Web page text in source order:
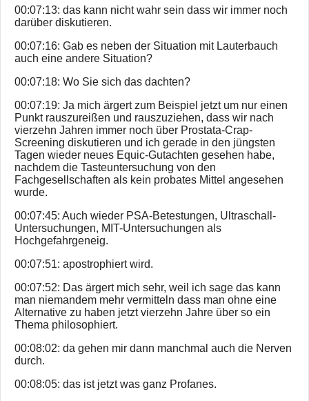
00:07:13: das kann nicht wahr sein dass wir immer noch
darüber diskutieren.
00:07:16: Gab es neben der Situation mit Lauterbauch
auch eine andere Situation?
00:07:18: Wo Sie sich das dachten?
00:07:19: Ja mich ärgert zum Beispiel jetzt um nur einen
Punkt rauszureißen und rauszuziehen, dass wir nach
vierzehn Jahren immer noch über Prostata-Crap-
Screening diskutieren und ich gerade in den jüngsten
Tagen wieder neues Equic-Gutachten gesehen habe,
nachdem die Tasteuntersuchung von den
Fachgesellschaften als kein probates Mittel angesehen
wurde.
00:07:45: Auch wieder PSA-Betestungen, Ultraschall-
Untersuchungen, MIT-Untersuchungen als
Hochgefahrgeneig.
00:07:51: apostrophiert wird.
00:07:52: Das ärgert mich sehr, weil ich sage das kann
man niemandem mehr vermitteln dass man ohne eine
Alternative zu haben jetzt vierzehn Jahre über so ein
Thema philosophiert.
00:08:02: da gehen mir dann manchmal auch die Nerven
durch.
00:08:05: das ist jetzt was ganz Profanes.